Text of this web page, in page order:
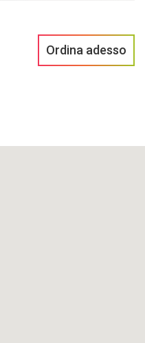
Ordina adesso